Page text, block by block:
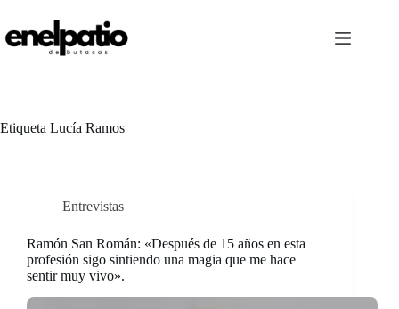
contenido
Etiqueta Lucía Ramos
Entrevistas
Ramón San Román: «Después de 15 años en esta
profesión sigo sintiendo una magia que me hace
sentir muy vivo».